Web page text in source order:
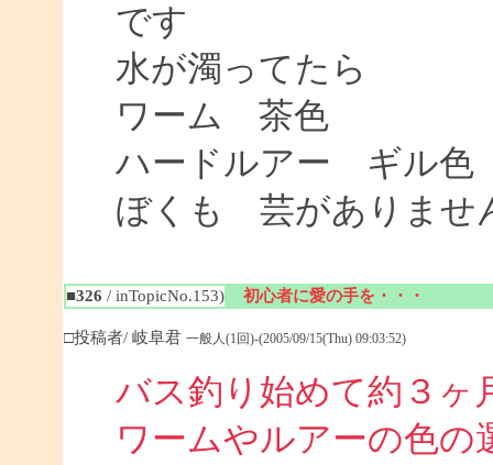
です
水が濁ってたら
ワーム 茶色
ハードルアー ギル
ぼくも 芸がありませ
■326 / inTopicNo.153) 初心者に愛の手を・・・
□投稿者/ 岐阜君 一般人(1回)-(2005/09/15(Thu) 09:03:52)
バス釣り始めて約３ヶ
ワームやルアーの色